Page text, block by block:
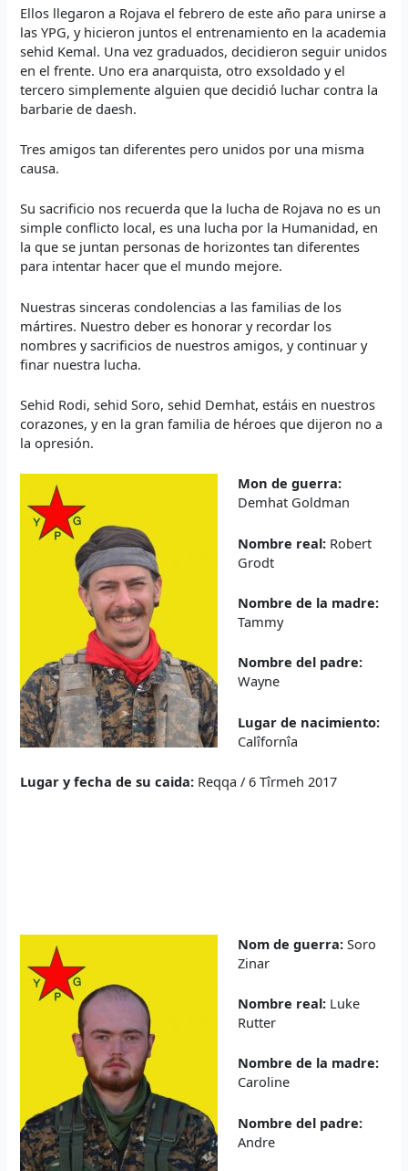
Ellos llegaron a Rojava el febrero de este año para unirse a
las YPG, y hicieron juntos el entrenamiento en la academia
sehid Kemal. Una vez graduados, decidieron seguir unidos
en el frente. Uno era anarquista, otro exsoldado y el
tercero simplemente alguien que decidió luchar contra la
barbarie de daesh.
Tres amigos tan diferentes pero unidos por una misma
causa.
Su sacrificio nos recuerda que la lucha de Rojava no es un
simple conflicto local, es una lucha por la Humanidad, en
la que se juntan personas de horizontes tan diferentes
para intentar hacer que el mundo mejore.
Nuestras sinceras condolencias a las familias de los
mártires. Nuestro deber es honorar y recordar los
nombres y sacrificios de nuestros amigos, y continuar y
finar nuestra lucha.
Sehid Rodi, sehid Soro, sehid Demhat, estáis en nuestros
corazones, y en la gran familia de héroes que dijeron no a
la opresión.
Mon de guerra:
Demhat Goldman
Nombre real: Robert
Grodt
Nombre de la madre:
Tammy
Nombre del padre:
Wayne
Lugar de nacimiento:
Calîfornîa
Lugar y fecha de su caida: Reqqa / 6 Tîrmeh 2017
Nom de guerra: Soro
Zinar
Nombre real: Luke
Rutter
Nombre de la madre:
Caroline
Nombre del padre:
Andre